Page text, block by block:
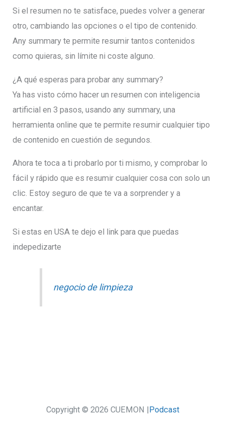
Si el resumen no te satisface, puedes volver a generar
otro, cambiando las opciones o el tipo de contenido.
Any summary te permite resumir tantos contenidos
como quieras, sin límite ni coste alguno.
¿A qué esperas para probar any summary?
Ya has visto cómo hacer un resumen con inteligencia
artificial en 3 pasos, usando any summary, una
herramienta online que te permite resumir cualquier tipo
de contenido en cuestión de segundos.
Ahora te toca a ti probarlo por ti mismo, y comprobar lo
fácil y rápido que es resumir cualquier cosa con solo un
clic. Estoy seguro de que te va a sorprender y a
encantar.
Si estas en USA te dejo el link para que puedas
indepedizarte
negocio de limpieza
Copyright © 2026 CUEMON |Podcast